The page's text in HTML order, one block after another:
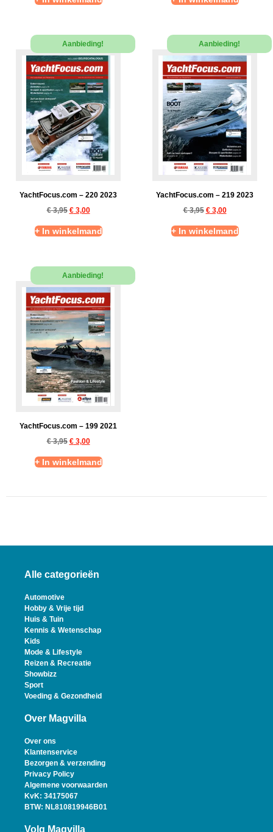
Aanbieding!
YachtFocus.com – 220 2023
€3,95 €3,00
+ In winkelmand
Aanbieding!
YachtFocus.com – 219 2023
€3,95 €3,00
+ In winkelmand
Aanbieding!
YachtFocus.com – 199 2021
€3,95 €3,00
+ In winkelmand
Alle categorieën
Automotive
Hobby & Vrije tijd
Huis & Tuin
Kennis & Wetenschap
Kids
Mode & Lifestyle
Reizen & Recreatie
Showbizz
Sport
Voeding & Gezondheid
Over Magvilla
Over ons
Klantenservice
Bezorgen & verzending
Privacy Policy
Algemene voorwaarden
KvK: 34175067
BTW: NL810819946B01
Volg Magvilla